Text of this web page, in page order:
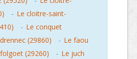
- Le cloitre-saint-
- Le conquet
(29860) - Le faou
(29260) - Le juch